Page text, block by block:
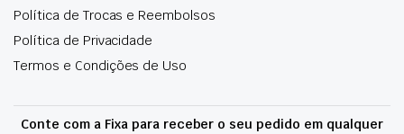
Política de Trocas e Reembolsos
Política de Privacidade
Termos e Condições de Uso
Conte com a Fixa para receber o seu pedido em qualquer